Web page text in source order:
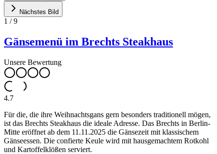
Nächstes Bild
1 /9
Gänsemenü im Brechts Steakhaus
Unsere Bewertung
4.7
Für die, die ihre Weihnachtsgans gern besonders traditionell mögen,
ist das Brechts Steakhaus die ideale Adresse. Das Brechts in Berlin-
Mitte eröffnet ab dem 11.11.2025 die Gänsezeit mit klassischem
Gänseessen. Die confierte Keule wird mit hausgemachtem Rotkohl
und Kartoffelklößen serviert.